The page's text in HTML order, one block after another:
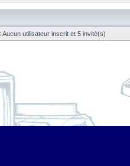
utilisateur inscrit et 5 invité(s)